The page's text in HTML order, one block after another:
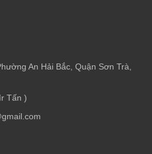
An Hải Bắc, Quận Sơn Trà,
Tấn )